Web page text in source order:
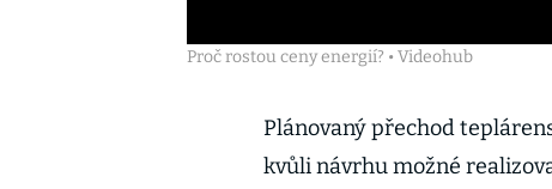
Proč rostou ceny energií? • Videohub
Plánovaný přechod
kvůli návrhu možné